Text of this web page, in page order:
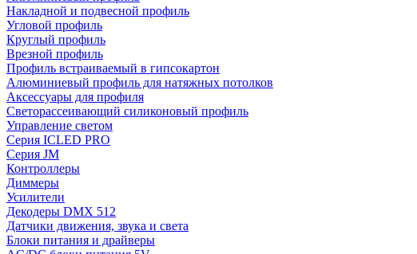
Накладной и подвесной профиль
Угловой профиль
Круглый профиль
Врезной профиль
Профиль встраиваемый в гипсокартон
Алюминиевый профиль для натяжных потолков
Аксессуары для профиля
Светорассеивающий силиконовый профиль
Управление светом
Серия ICLED PRO
Серия JM
Контроллеры
Диммеры
Усилители
Декодеры DMX 512
Датчики движения, звука и света
Блоки питания и драйверы